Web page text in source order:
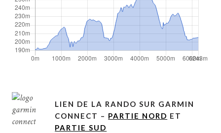
LIEN DE LA RANDO SUR GARMIN
CONNECT – PARTIE NORD ET
PARTIE SUD